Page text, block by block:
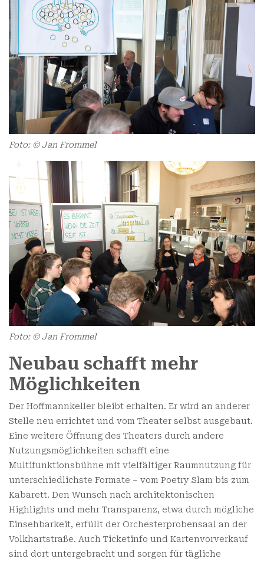
Foto: © Jan Frommel
Foto: © Jan Frommel
Neubau schafft mehr
Möglichkeiten
Der Hoffmannkeller bleibt erhalten. Er wird an anderer
Stelle neu errichtet und vom Theater selbst ausgebaut.
Eine weitere Öffnung des Theaters durch andere
Nutzungsmöglichkeiten schafft eine
Multifunktionsbühne mit vielfältiger Raumnutzung für
unterschiedlichste Formate – vom Poetry Slam bis zum
Kabarett. Den Wunsch nach architektonischen
Highlights und mehr Transparenz, etwa durch mögliche
Einsehbarkeit, erfüllt der Orchesterprobensaal an der
Volkhartstraße. Auch Ticketinfo und Karten­vorverkauf
sind dort untergebracht und sorgen für tägliche